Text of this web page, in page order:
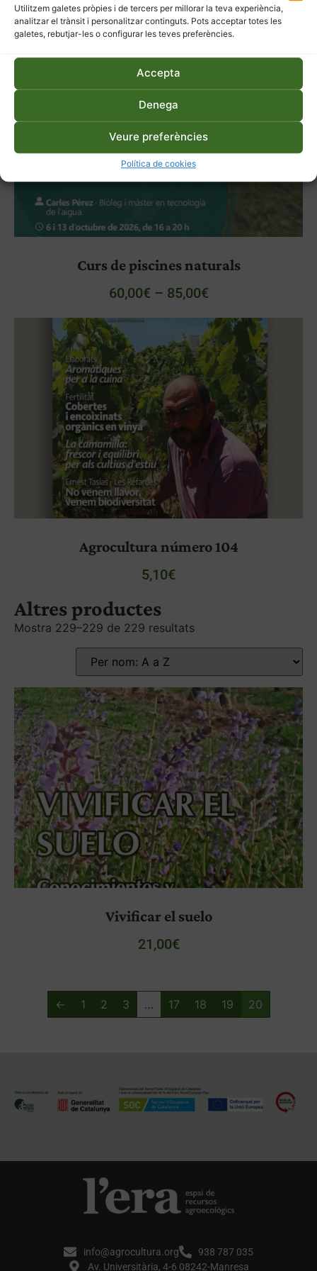
Utilitzem galetes pròpies i de tercers per millorar la teva experiència,
analitzar el trànsit i personalitzar continguts. Pots acceptar totes les
galetes, rebutjar-les o configurar les teves preferències.
Accepta
Denega
Veure preferències
Política de cookies
3,30€
Curs de piscines naturals
60,00€ – 85,00€
Agrocultura número 104
5,10€
Altres productes
Mostra 229–229 de 229 resultats
Vivificar el suelo
21,00€
← 1 2 3 … 17 18 19 20
info@agrocultura.org
938 787 035
Av. Universitària, 4-6 08242-Manresa